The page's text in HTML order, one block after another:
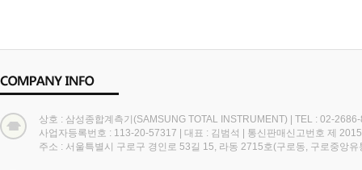
상호 : 삼성종합계측기(SAMSUNG TOTAL INSTRUMENT) | TEL : 02-
사업자등록번호 : 113-20-57317 | 대표 : 김범석 | 통신판매신고번호 제
주소 : 서울특별시 구로구 경인로 53길 15, 라동 2715호(구로동, 구로중앙유